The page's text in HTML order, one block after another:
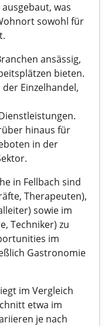
was
sowohl für
ansässig,
bieten.
Einzelhandel,
hinaus für
in der
in Fellbach sind
Therapeuten),
sowie im
Techniker) zu
im
Gastronomie
im Vergleich
etwa im
je nach